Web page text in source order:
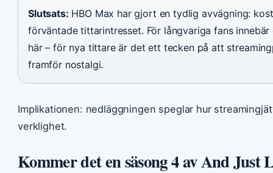
Slutsats: HBO Max har gjort en tydlig avvägning:
förväntade tittarintresset. För långvariga fans
här – för nya tittare är det ett tecken på att
framför nostalgi.
Implikationen: nedläggningen speglar hur
verklighet.
Kommer det en säsong 4 av And Just